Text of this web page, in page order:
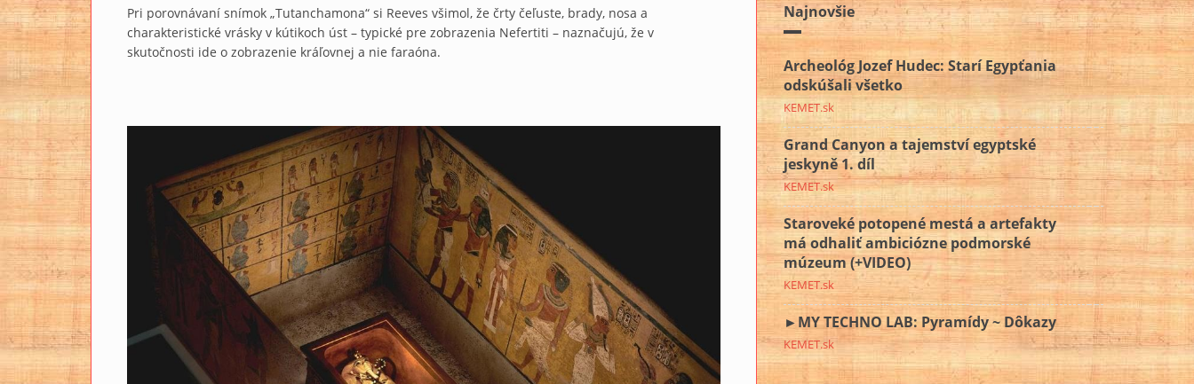
Pri porovnávaní snímok „Tutanchamona“ si Reeves všimol, že črty čeľuste, brady, nosa a
charakteristické vrásky v kútikoch úst – typické pre zobrazenia Nefertiti – naznačujú, že v
skutočnosti ide o zobrazenie kráľovnej a nie faraóna.
Najnovšie
Archeológ Jozef Hudec: Starí Egypťania
odskúšali všetko
KEMET.sk
Grand Canyon a tajemství egyptské
jeskyně 1. díl
KEMET.sk
Staroveké potopené mestá a artefakty
má odhaliť ambiciózne podmorské
múzeum (+VIDEO)
KEMET.sk
►MY TECHNO LAB: Pyramídy ~ Dôkazy
KEMET.sk